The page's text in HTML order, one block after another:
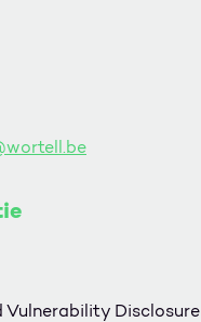
Vulnerability Disclosure